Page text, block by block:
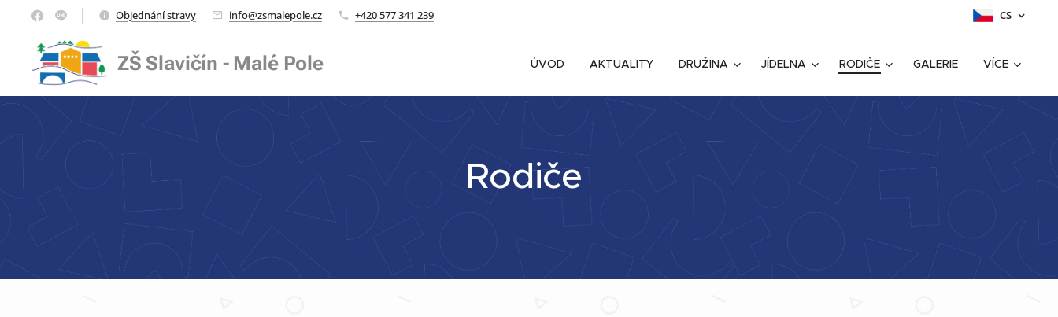
Objednání stravy info@zsmalepole.cz +420 577 341 239 CS
ZŠ Slavičín - Malé Pole ÚVOD AKTUALITY DRUŽINA JÍDELNA RODIČE GALERIE VÍCE
Rodiče